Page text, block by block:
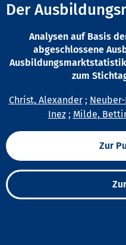
Der
Analysen auf Basis
abgeschlossene
zum
Christ, Alexander;
Inez; Milde,
Zur